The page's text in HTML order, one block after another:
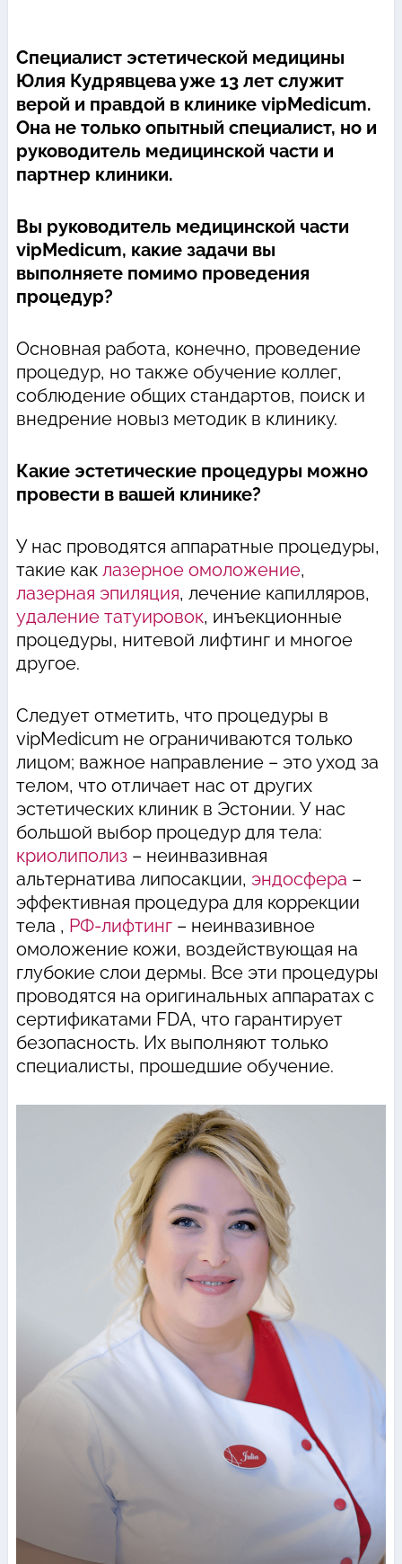
Специалист эстетической медицины
Юлия Кудрявцева уже 13 лет служит
верой и правдой в клинике vipMedicum.
Она не только опытный специалист, но и
руководитель медицинской части и
партнер клиники.
Вы руководитель медицинской части
vipMedicum, какие задачи вы
выполняете помимо проведения
процедур?
Основная работа, конечно, проведение
процедур, но также обучение коллег,
соблюдение общих стандартов, поиск и
внедрение новыз методик в клинику.
Какие эстетические процедуры можно
провести в вашей клинике?
У нас проводятся аппаратные процедуры,
такие как лазерное омоложение,
лазерная эпиляция, лечение капилляров,
удаление татуировок, инъекционные
процедуры, нитевой лифтинг и многое
другое.
Следует отметить, что процедуры в
vipMedicum не ограничиваются только
лицом; важное направление – это уход за
телом, что отличает нас от других
эстетических клиник в Эстонии. У нас
большой выбор процедур для тела:
криолиполиз– неинвазивная
альтернатива липосакции, эндосфера –
эффективная процедура для коррекции
тела , РФ-лифтинг– неинвазивное
омоложение кожи, воздействующая на
глубокие слои дермы. Все эти процедуры
проводятся на оригинальных аппаратах с
сертификатами FDA, что гарантирует
безопасность. Их выполняют только
специалисты, прошедшие обучение.